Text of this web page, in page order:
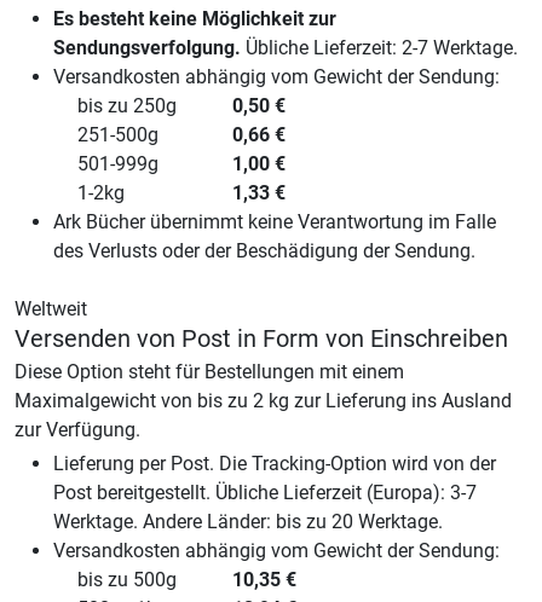
Es besteht keine Möglichkeit zur
Sendungsverfolgung. Übliche Lieferzeit: 2-7 Werktage.
Versandkosten abhängig vom Gewicht der Sendung:
bis zu 250g
0,50 €
251-500g
0,66 €
501-999g
1,00 €
1-2kg
1,33 €
Ark Bücher übernimmt keine Verantwortung im Falle
des Verlusts oder der Beschädigung der Sendung.
Weltweit
Versenden von Post in Form von Einschreiben
Diese Option steht für Bestellungen mit einem
Maximalgewicht von bis zu 2 kg zur Lieferung ins Ausland
zur Verfügung.
Lieferung per Post. Die Tracking-Option wird von der
Post bereitgestellt. Übliche Lieferzeit (Europa): 3-7
Werktage. Andere Länder: bis zu 20 Werktage.
Versandkosten abhängig vom Gewicht der Sendung:
bis zu 500g
10,35 €